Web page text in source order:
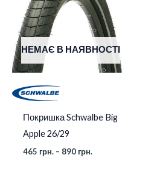
НЕМАЄ В НАЯВНОСТІ
Покришка Schwalbe Big
Apple 26/29
465 грн. – 890 грн.
890 грн.